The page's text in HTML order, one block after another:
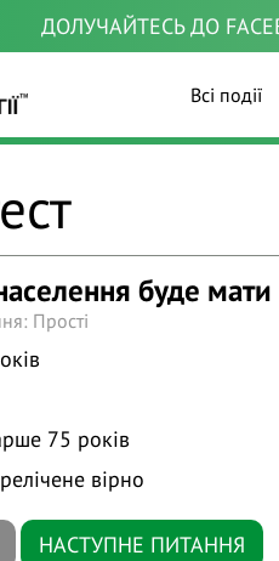
ДОЛУЧАЙТЕСЬ ДО
Всі події
буде
Прості
75 років
вірно
НАСТУПНЕ ПИТАННЯ